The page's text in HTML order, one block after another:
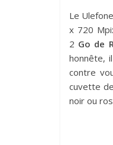
Le
x 720
2 Go de
honnête,
contre
cuvette
noir ou